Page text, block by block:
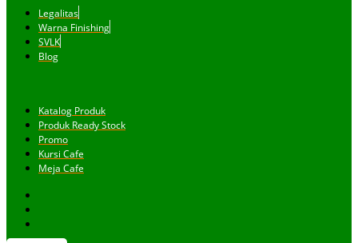
Legalitas
Warna Finishing
SVLK
Blog
Katalog Produk
Produk Ready Stock
Promo
Kursi Cafe
Meja Cafe